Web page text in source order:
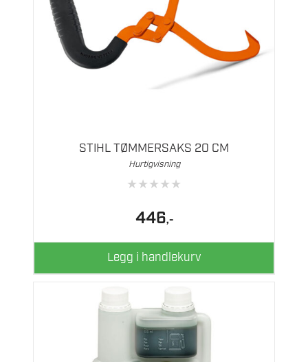
STIHL TØMMERSAKS 20 CM
Hurtigvisning
★★★★★
446,-
Legg i handlekurv